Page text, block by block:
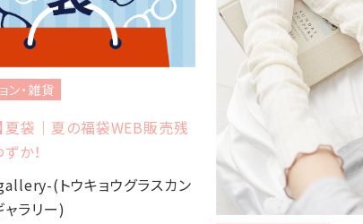
ン・雑貨
】夏袋｜夏の福袋WEB販売残
か！
(トウキョウグラスカン
ラリー)